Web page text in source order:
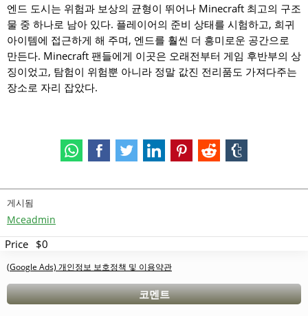
엔드 도시는 위험과 보상의 균형이 뛰어나 Minecraft 최고의 구조
물 중 하나로 남아 있다. 플레이어의 준비 상태를 시험하고, 희귀
아이템에 접근하게 해 주며, 엔드를 훨씬 더 흥미로운 공간으로
만든다. Minecraft 팬들에게 이곳은 오래전부터 게임 후반부의 상
징이었고, 탐험이 위험뿐 아니라 정말 값진 전리품도 가져다주는
장소로 자리 잡았다.
게시됨
Mceadmin
Price $0
(Google Ads) 개인정보 보호정책 및 이용약관
코멘트